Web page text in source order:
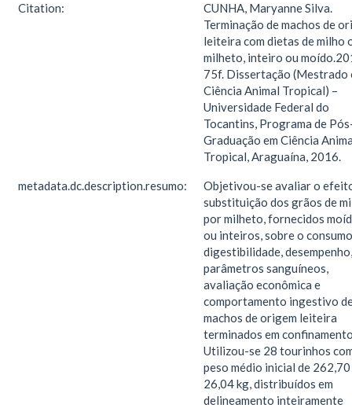
Citation:
CUNHA, Maryanne Silva.
Terminação de machos de
leiteira com dietas de milho
milheto, inteiro ou
75f. Dissertação (Mestrado
Ciência Animal Tropical) –
Universidade Federal do
Tocantins, Programa de
Graduação em Ciência
Tropical, Araguaína, 2016.
metadata.dc.description.resumo:
Objetivou-se avaliar o
substituição dos grãos de
por milheto, fornecidos
ou inteiros, sobre o
digestibilidade, desempenho,
parâmetros sanguíneos,
avaliação econômica e
comportamento ingestivo
machos de origem leiteira
terminados em
Utilizou-se 28 tourinhos
peso médio inicial de
26,04 kg, distribuídos em
delineamento inteiramente